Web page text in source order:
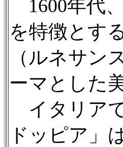
1600年代
を特徴とす
（ルネサン
ーマとした
イタリア
ドッピア」